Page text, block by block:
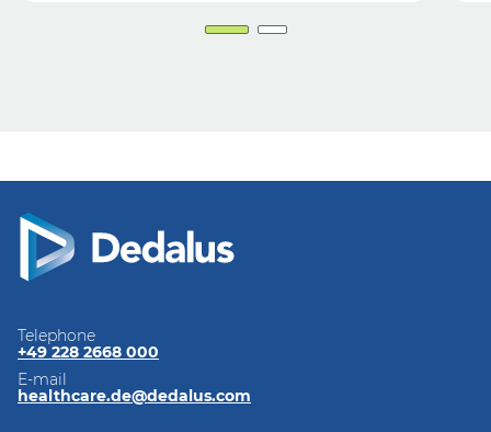
Telephone
+49 228 2668 000
E-mail
healthcare.de@dedalus.com